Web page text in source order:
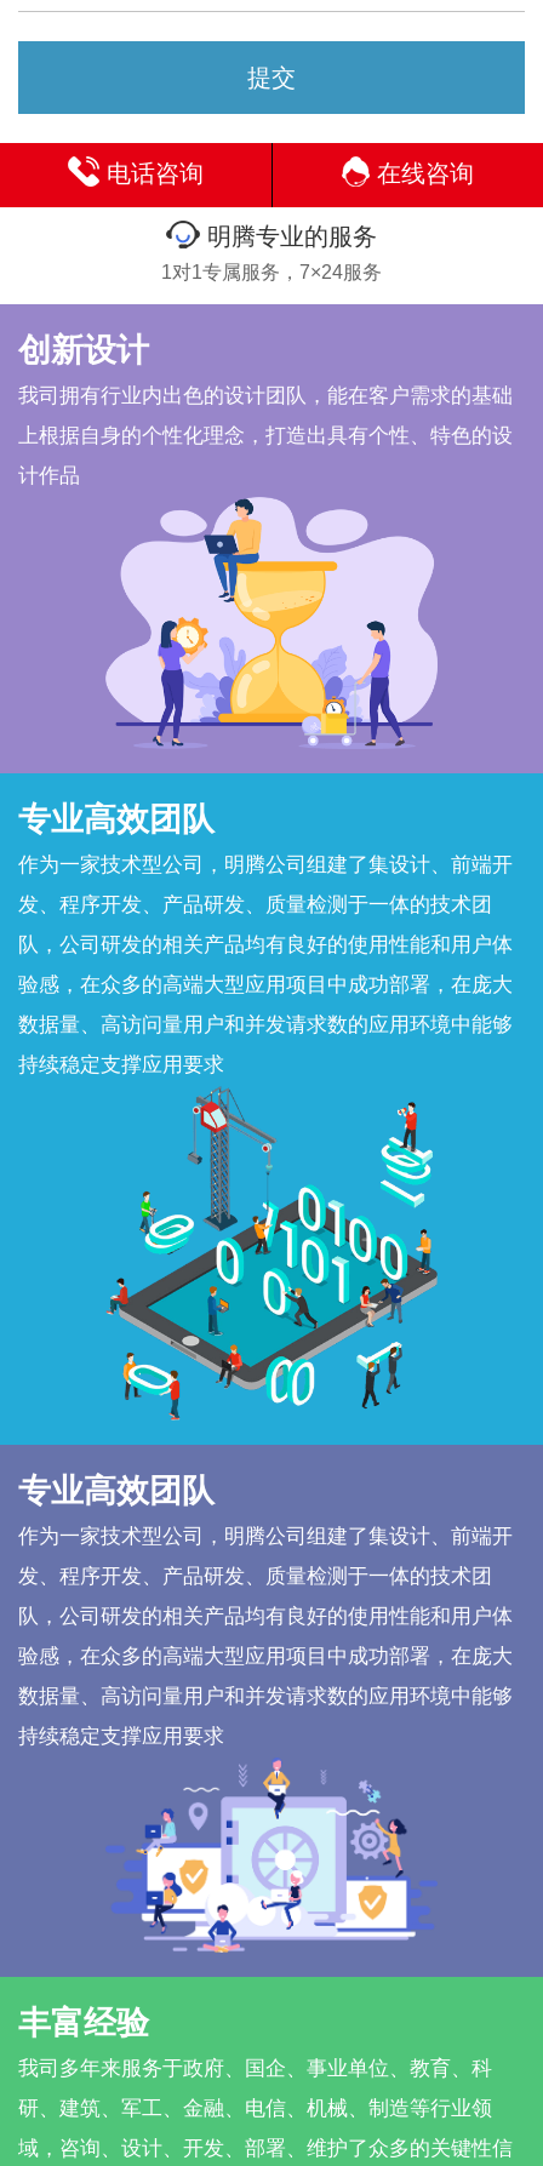
电话咨询 在线咨询
明腾专业的服务
1对1专属服务，7×24服务
创新设计
我司拥有行业内出色的设计团队，能在客户需求的基础
上根据自身的个性化理念，打造出具有个性、特色的设
计作品
专业高效团队
作为一家技术型公司，明腾公司组建了集设计、前端开
发、程序开发、产品研发、质量检测于一体的技术团
队，公司研发的相关产品均有良好的使用性能和用户体
验感，在众多的高端大型应用项目中成功部署，在庞大
数据量、高访问量用户和并发请求数的应用环境中能够
持续稳定支撑应用要求
专业高效团队
作为一家技术型公司，明腾公司组建了集设计、前端开
发、程序开发、产品研发、质量检测于一体的技术团
队，公司研发的相关产品均有良好的使用性能和用户体
验感，在众多的高端大型应用项目中成功部署，在庞大
数据量、高访问量用户和并发请求数的应用环境中能够
持续稳定支撑应用要求
丰富经验
我司多年来服务于政府、国企、事业单位、教育、科
研、建筑、军工、金融、电信、机械、制造等行业领
域，咨询、设计、开发、部署、维护了众多的关键性信